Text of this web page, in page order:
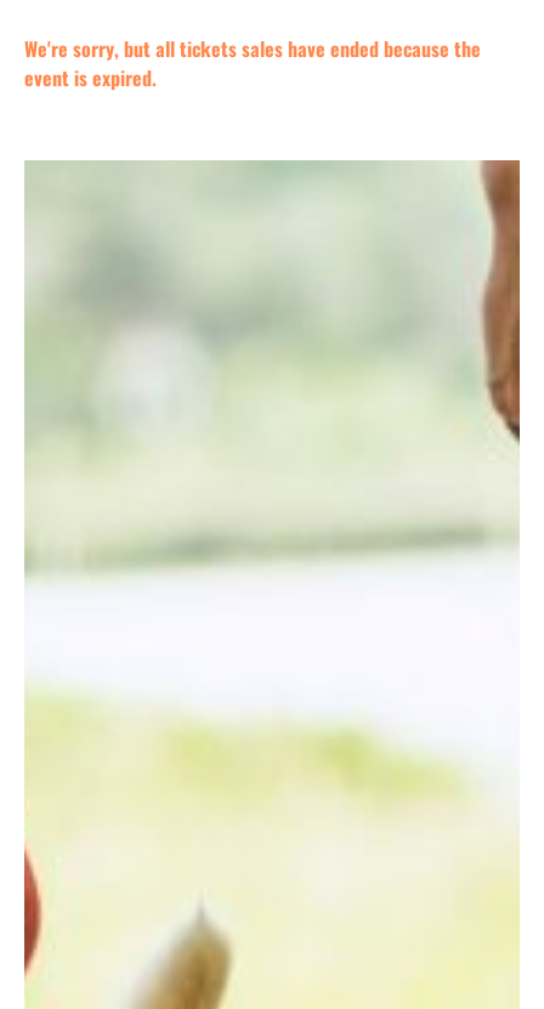
We're sorry, but all tickets sales have ended because the
event is expired.